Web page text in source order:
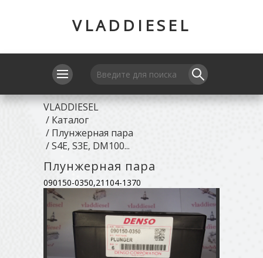
VLADDIESEL
VLADDIESEL
/ Каталог
/ Плунжерная пара
/S4E, S3E, DM100...
Плунжерная пара
090150-0350,21104-1370